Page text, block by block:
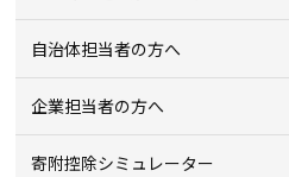
自治体担当者の方へ
企業担当者の方へ
寄附控除シミュレーター